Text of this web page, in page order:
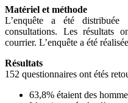
Matériel et méthode
L’enquête a été
consultations. Les résultats
courrier. L’enquête a été
Résultats
152 questionnaires ont étés
63,8% étaient des